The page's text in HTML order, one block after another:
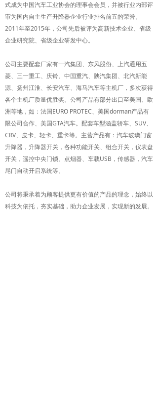
式成为中国汽车工业协会的理事会会员，并被行业内部评
审为国内自主生产升降器企业行业排名前五的荣誉。
2011年至2015年，公司先后被评为高新技术企业、省级
企业研究院、省级企业研发中心。
公司主要配套厂家有一汽集团、东风股份、上汽通用五
菱、三一重工、庆铃、中国重汽、陕汽集团、北汽新能
源、扬州江淮、长安汽车、海马汽车等主机厂，多次获得
各个主机厂质量优胜奖。公司产品有部分出口至美国、欧
洲等地，如：法国EURO PROTEC、美国dorman产品有
限公司合作、美国GTA汽车。配套车型涵盖轿车、SUV、
CRV、皮卡、轻卡、重卡等。主营产品有：汽车玻璃门窗
升降器，升降器开关，各种功能开关、组合开关，仪表盘
开关，遥控中央门锁、点烟器、车载USB，传感器，汽车
尾门自动开启系统等。
公司将秉承着为顾客提供更有价值的产品的理念，始终以
科技为依托，夯实基础，助力企业发展，实现新的发展。